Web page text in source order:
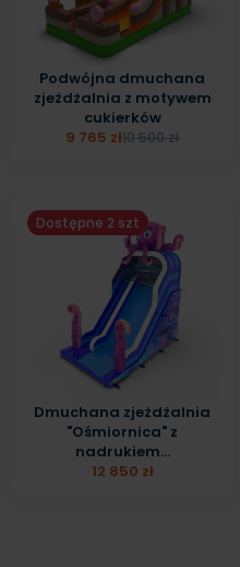
Podwójna dmuchana
zjeżdżalnia z motywem
cukierków
9 765 zł10 500 zł
Dostępne 2 szt
Dmuchana zjeżdżalnia
"Ośmiornica" z
nadrukiem...
12 850 zł